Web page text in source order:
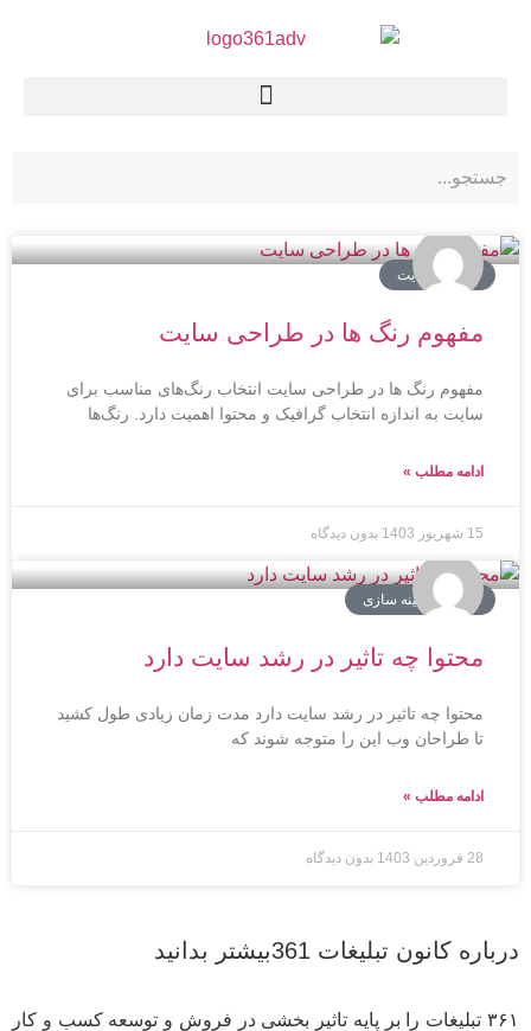
طراحی سایت
مفهوم رنگ ها در طراحی سایت
مفهوم رنگ ها در طراحی سایت انتخاب رنگ‌های مناسب برای
سایت به اندازه انتخاب گرافیک و محتوا اهمیت دارد. رنگ‌ها
ادامه مطلب »
15 شهریور 1403 بدون دیدگاه
توسعه و بهینه سازی
محتوا چه تاثیر در رشد سایت دارد
محتوا چه تاثیر در رشد سایت دارد مدت زمان زیادی طول کشید
تا طراحان وب این را متوجه شوند که
ادامه مطلب »
28 فروردین 1403 بدون دیدگاه
درباره کانون تبلیغات 361بیشتر بدانید
۳۶۱ تبلیغات را بر پایه تاثیر بخشی در فروش و توسعه کسب و کار